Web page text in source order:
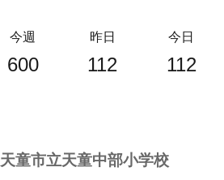
今週
600
昨日
112
今日
112
天童市立天童中部小学校